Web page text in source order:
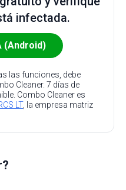
infectada.
(Android)
las funciones, debe
Cleaner. 7 días de
Combo Cleaner es
LT, la empresa matriz